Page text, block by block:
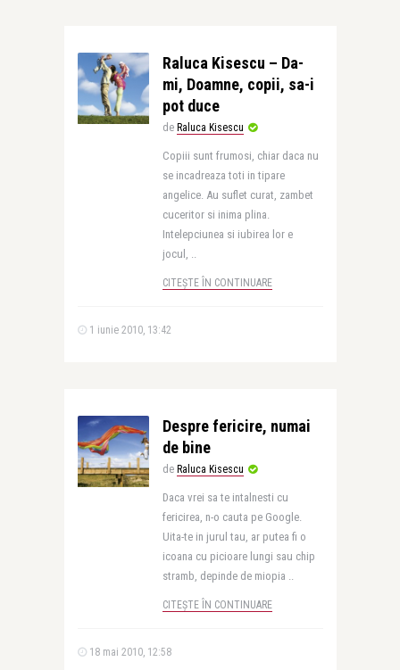
Raluca Kisescu – Da-
mi, Doamne, copii, sa-i
pot duce
de Raluca Kisescu
Copiii sunt frumosi, chiar daca nu
se incadreaza toti in tipare
angelice. Au suflet curat, zambet
cuceritor si inima plina.
Intelepciunea si iubirea lor e
jocul, ..
CITEȘTE ÎN CONTINUARE
1 iunie 2010, 13:42
Despre fericire, numai
de bine
de Raluca Kisescu
Daca vrei sa te intalnesti cu
fericirea, n-o cauta pe Google.
Uita-te in jurul tau, ar putea fi o
icoana cu picioare lungi sau chip
stramb, depinde de miopia ..
CITEȘTE ÎN CONTINUARE
18 mai 2010, 12:58